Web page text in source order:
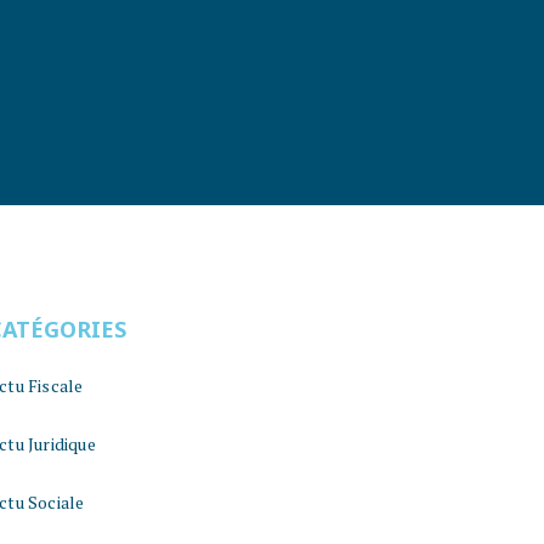
Fiscale
Juridique
Sociale